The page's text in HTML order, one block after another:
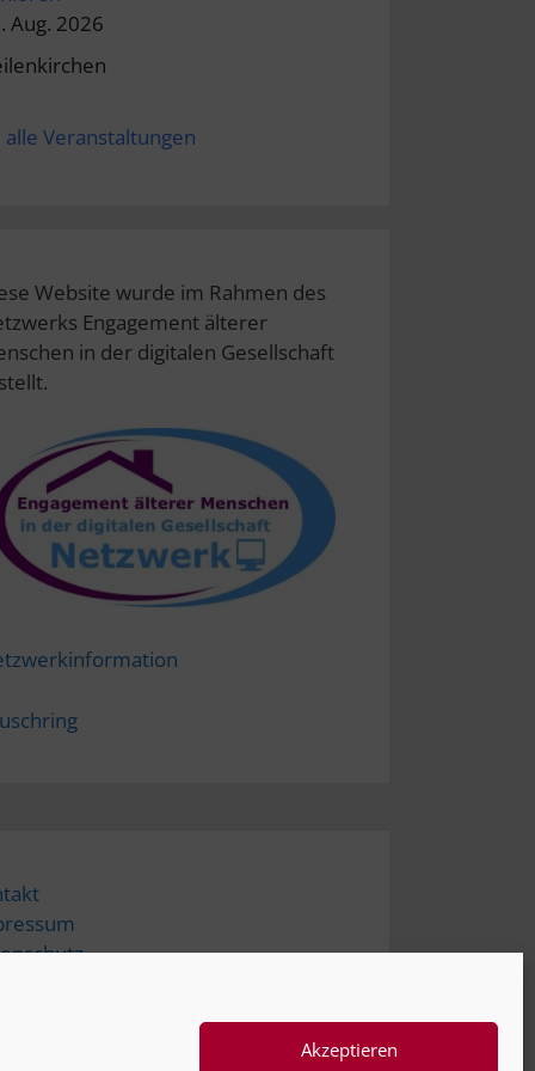
Akzeptieren
Aug. 2026
alle Veranstaltungen
Website wurde im Rahmen des
Engagement älterer
in der digitalen Gesellschaft